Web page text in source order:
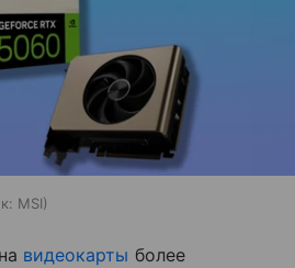
MSI
видеокарты более